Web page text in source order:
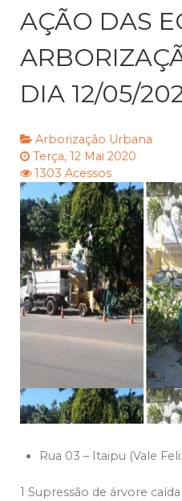
AÇÃO DAS
DIA 12/05/
Arborização Urbana
Terça, 12 Mai 2020
1303 Acessos
Rua 03 – Itaipu (Vale
1 Supressão de árvore caída